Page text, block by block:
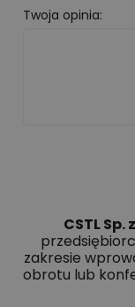
Twoja opinia:
CSTL Sp.
zakresie
obrotu lub